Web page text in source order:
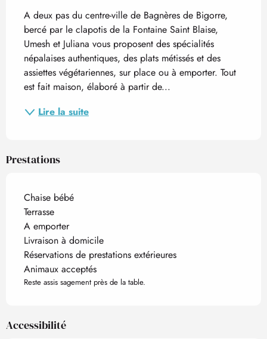
A deux pas du centre-ville de Bagnères de Bigorre,
bercé par le clapotis de la Fontaine Saint Blaise,
Umesh et Juliana vous proposent des spécialités
népalaises authentiques, des plats métissés et des
assiettes végétariennes, sur place ou à emporter. Tout
est fait maison, élaboré à partir de...
Lire la suite
Prestations
Chaise bébé
Terrasse
A emporter
Livraison à domicile
Réservations de prestations extérieures
Animaux acceptés
Reste assis sagement près de la table.
Accessibilité